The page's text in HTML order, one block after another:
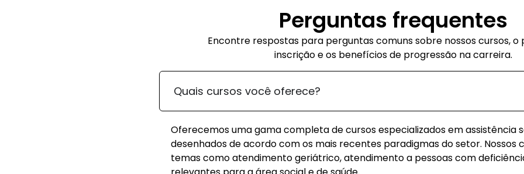
Perguntas frequentes
Encontre respostas para perguntas comuns sobre nossos cursos, o
inscrição e os benefícios de progressão na carreira.
Quais cursos você oferece?
Oferecemos uma gama completa de cursos especializados em assistência
desenhados de acordo com os mais recentes paradigmas do setor. Nossos
temas como atendimento geriátrico, atendimento a pessoas com